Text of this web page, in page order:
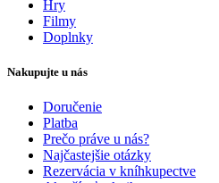
Hry
Filmy
Doplnky
Nakupujte u nás
Doručenie
Platba
Prečo práve u nás?
Najčastejšie otázky
Rezervácia v kníhkupectve